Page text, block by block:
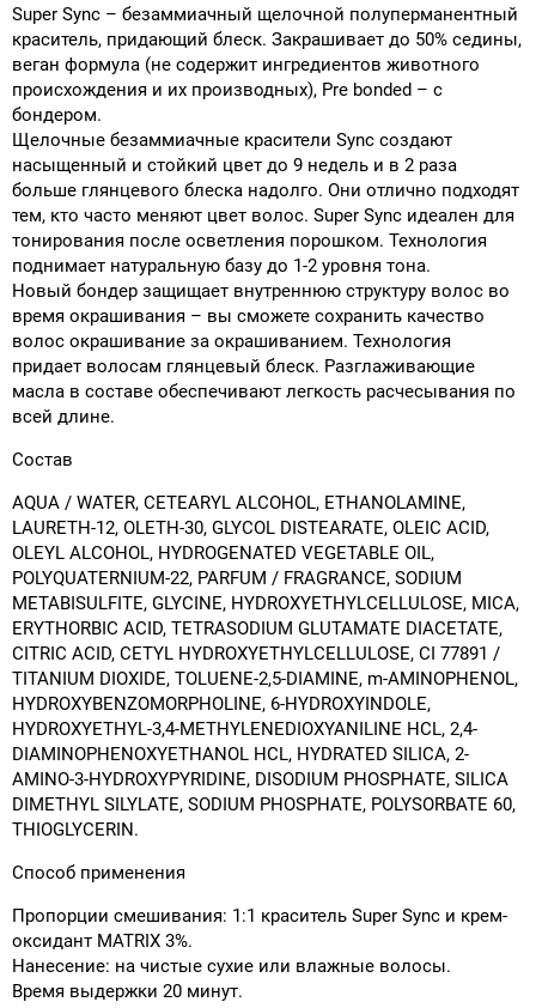
Super Sync – безаммиачный щелочной полуперманентный
краситель, придающий блеск. Закрашивает до 50% седины,
веган формула (не содержит ингредиентов животного
происхождения и их производных), Pre bonded – с
бондером.
Щелочные безаммиачные красители Sync создают
насыщенный и стойкий цвет до 9 недель и в 2 раза
больше глянцевого блеска надолго. Они отлично подходят
тем, кто часто меняют цвет волос. Super Sync идеален для
тонирования после осветления порошком. Технология
поднимает натуральную базу до 1-2 уровня тона.
Новый бондер защищает внутреннюю структуру волос во
время окрашивания – вы сможете сохранить качество
волос окрашивание за окрашиванием. Технология
придает волосам глянцевый блеск. Разглаживающие
масла в составе обеспечивают легкость расчесывания по
всей длине.
Состав
AQUA / WATER, CETEARYL ALCOHOL, ETHANOLAMINE,
LAURETH-12, OLETH-30, GLYCOL DISTEARATE, OLEIC ACID,
OLEYL ALCOHOL, HYDROGENATED VEGETABLE OIL,
POLYQUATERNIUM-22, PARFUM / FRAGRANCE, SODIUM
METABISULFITE, GLYCINE, HYDROXYETHYLCELLULOSE, MICA,
ERYTHORBIC ACID, TETRASODIUM GLUTAMATE DIACETATE,
CITRIC ACID, CETYL HYDROXYETHYLCELLULOSE, CI 77891 /
TITANIUM DIOXIDE, TOLUENE-2,5-DIAMINE, m-AMINOPHENOL,
HYDROXYBENZOMORPHOLINE, 6-HYDROXYINDOLE,
HYDROXYETHYL-3,4-METHYLENEDIOXYANILINE HCL, 2,4-
DIAMINOPHENOXYETHANOL HCL, HYDRATED SILICA, 2-
AMINO-3-HYDROXYPYRIDINE, DISODIUM PHOSPHATE, SILICA
DIMETHYL SILYLATE, SODIUM PHOSPHATE, POLYSORBATE 60,
THIOGLYCERIN.
Способ применения
Пропорции смешивания: 1:1 краситель Super Sync и крем-
оксидант MATRIX 3%.
Нанесение: на чистые сухие или влажные волосы.
Время выдержки 20 минут.